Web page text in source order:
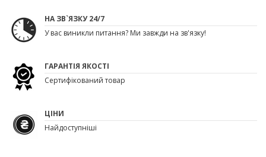
НА ЗВ`ЯЗКУ 24/7
У вас виникли питання? Ми завжди на зв'язку!
ГАРАНТІЯ ЯКОСТІ
Сертифікований товар
ЦІНИ
Найдоступніші